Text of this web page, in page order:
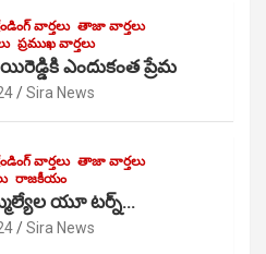
వార్తలు తాజా వార్తలు
ప్రముఖ వార్తలు
ఎందుకంత ప్రేమ
Sira News
వార్తలు తాజా వార్తలు
రాజకీయం
యూ టర్న్…
Sira News